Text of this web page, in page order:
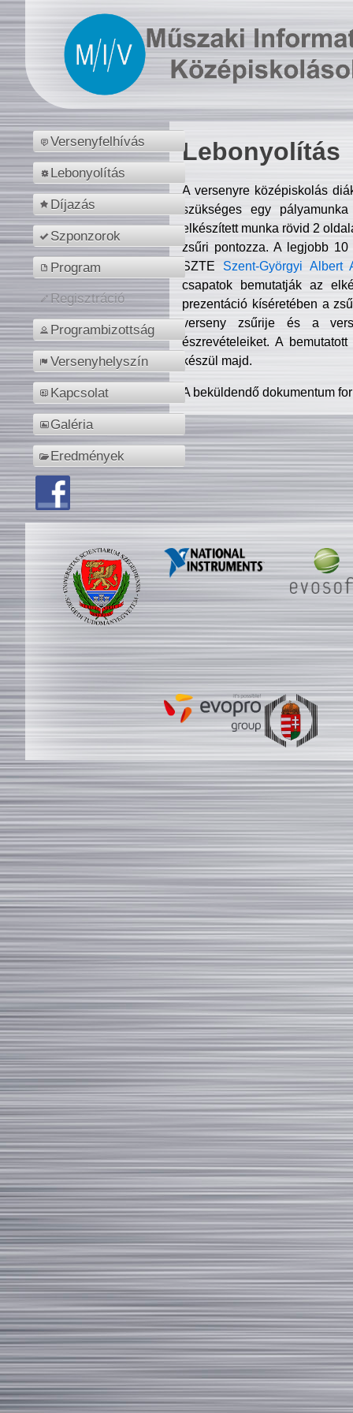
Versenyfelhívás
Lebonyolítás
Díjazás
Szponzorok
Program
Regisztráció
Programbizottság
Versenyhelyszín
Kapcsolat
Galéria
Eredmények
Lebonyolítás
A versenyre középiskolás
szükséges egy
elkészített munka rövid 2
zsűri pontozza. A legjobb
SZTE Szent-Györgyi Albert
csapatok bemutatják az
prezentáció kíséretében a
verseny zsűrije és a
észrevételeiket. A
készül majd.
A beküldendő dokumentum